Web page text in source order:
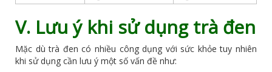
V. Lưu ý khi sử dụng trà đen
Mặc dù trà đen có nhiều công dụng với sức khỏe tuy nhiên
khi sử dụng cần lưu ý một số vấn đề như: